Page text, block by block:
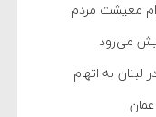
معیشت مردم
می‌رود
به اتهام